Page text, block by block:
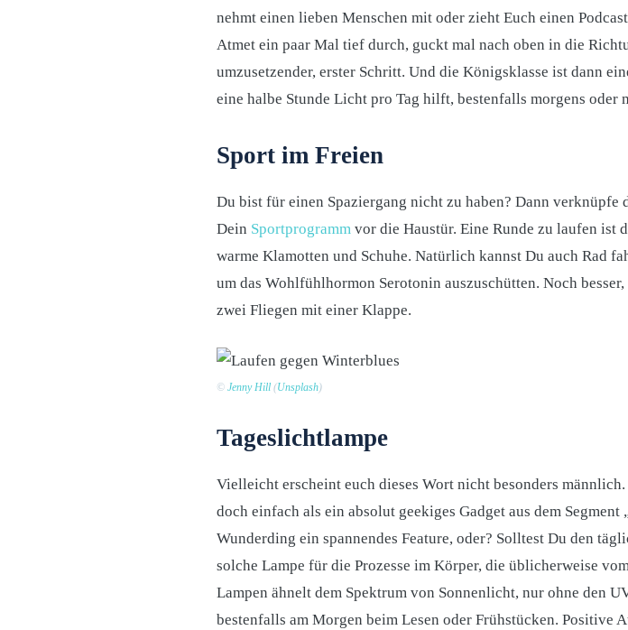
nehmt einen lieben Menschen mit oder zieht Euch einen
Atmet ein paar Mal tief durch, guckt mal nach oben in die
umzusetzender, erster Schritt. Und die Königsklasse ist dann
eine halbe Stunde Licht pro Tag hilft, bestenfalls morgens oder
Sport im Freien
Du bist für einen Spaziergang nicht zu haben? Dann
Dein Sportprogramm vor die Haustür. Eine Runde zu laufen ist
warme Klamotten und Schuhe. Natürlich kannst Du auch Rad
um das Wohlfühlhormon Serotonin auszuschütten. Noch
zwei Fliegen mit einer Klappe.
© Jenny Hill (Unsplash)
Tageslichtlampe
Vielleicht erscheint euch dieses Wort nicht besonders
doch einfach als ein absolut geekiges Gadget aus dem
Wunderding ein spannendes Feature, oder? Solltest Du den
solche Lampe für die Prozesse im Körper, die üblicherweise
Lampen ähnelt dem Spektrum von Sonnenlicht, nur ohne den
bestenfalls am Morgen beim Lesen oder Frühstücken. Positive